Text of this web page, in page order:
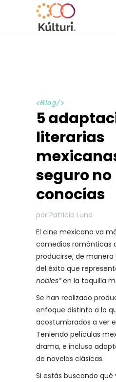
<Blog/>
5
literarias
seguro no
conocías
por Patricio Luna
El cine mexicano va
comedias románticas
producirse, de manera
del éxito que
nobles”en la taquilla
Se han realizado
enfoque distinto a lo
acostumbrados a ver
Teniendo películas
drama, e incluso
de novelas clásicas.
Si estás buscando